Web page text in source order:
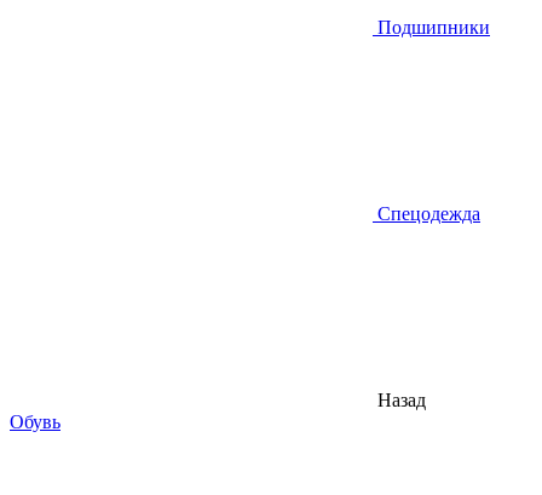
Подшипники
Спецодежда
Назад
Обувь